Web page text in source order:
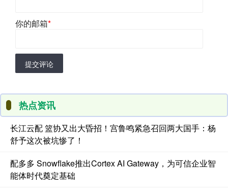
你的邮箱*
提交评论
热点资讯
长江云配 篮协又出大昏招！宫鲁鸣紧急召回两大国手：杨
舒予这次被坑惨了！
配多多 Snowflake推出Cortex AI Gateway，为可信企业智
能体时代奠定基础